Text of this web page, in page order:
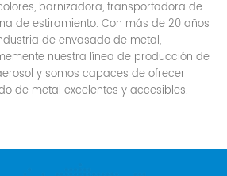
barnizadora, transportadora de
de estiramiento. Con más de 20 años
de envasado de metal,
nuestra línea de producción de
y somos capaces de ofrecer
de metal excelentes y accesibles.